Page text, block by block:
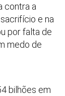
contra a
e na
por falta de
medo de
bilhões em